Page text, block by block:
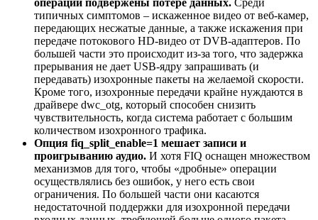
операции подвержены потере данных. Среди
типичных симптомов – искаженное видео от веб-камер,
передающих несжатые данные, а также искажения при
передаче потокового HD-видео от DVB-адаптеров. По
большей части это происходит из-за того, что задержка
прерывания не дает USB-ядру запрашивать (и
передавать) изохронные пакеты на желаемой скорости.
Кроме того, изохронные передачи крайне нуждаются в
драйвере dwc_otg, который способен снизить
чувствительность, когда система работает с большим
количеством изохронного трафика.
Опция fiq_split_enable=1 мешает записи и
проигрыванию аудио. И хотя FIQ оснащен множеством
механизмов для того, чтобы «дробные» операции
осуществлялись без ошибок, у него есть свои
ограничения. По большей части они касаются
недостаточной поддержки для изохронной передачи